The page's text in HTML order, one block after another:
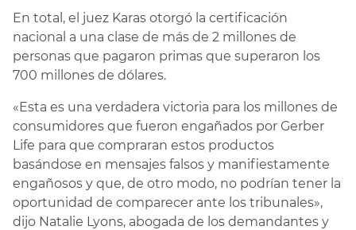
En total, el juez Karas otorgó la certificación
nacional a una clase de más de 2 millones de
personas que pagaron primas que superaron los
700 millones de dólares.
«Esta es una verdadera victoria para los millones de
consumidores que fueron engañados por Gerber
Life para que compraran estos productos
basándose en mensajes falsos y manifiestamente
engañosos y que, de otro modo, no podrían tener la
oportunidad de comparecer ante los tribunales»,
dijo Natalie Lyons, abogada de los demandantes y